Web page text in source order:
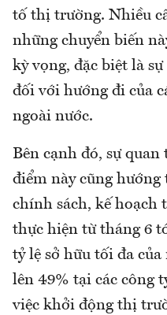
tố thị trường. Nhiều
những chuyển biến
kỳ vọng, đặc biệt là
đối với hướng đi của
ngoài nước.
Bên cạnh đó, sự
điểm này cũng
chính sách, kế hoạch
thực hiện từ tháng 6
tỷ lệ sở hữu tối đa
lên 49% tại các công
việc khởi động thị